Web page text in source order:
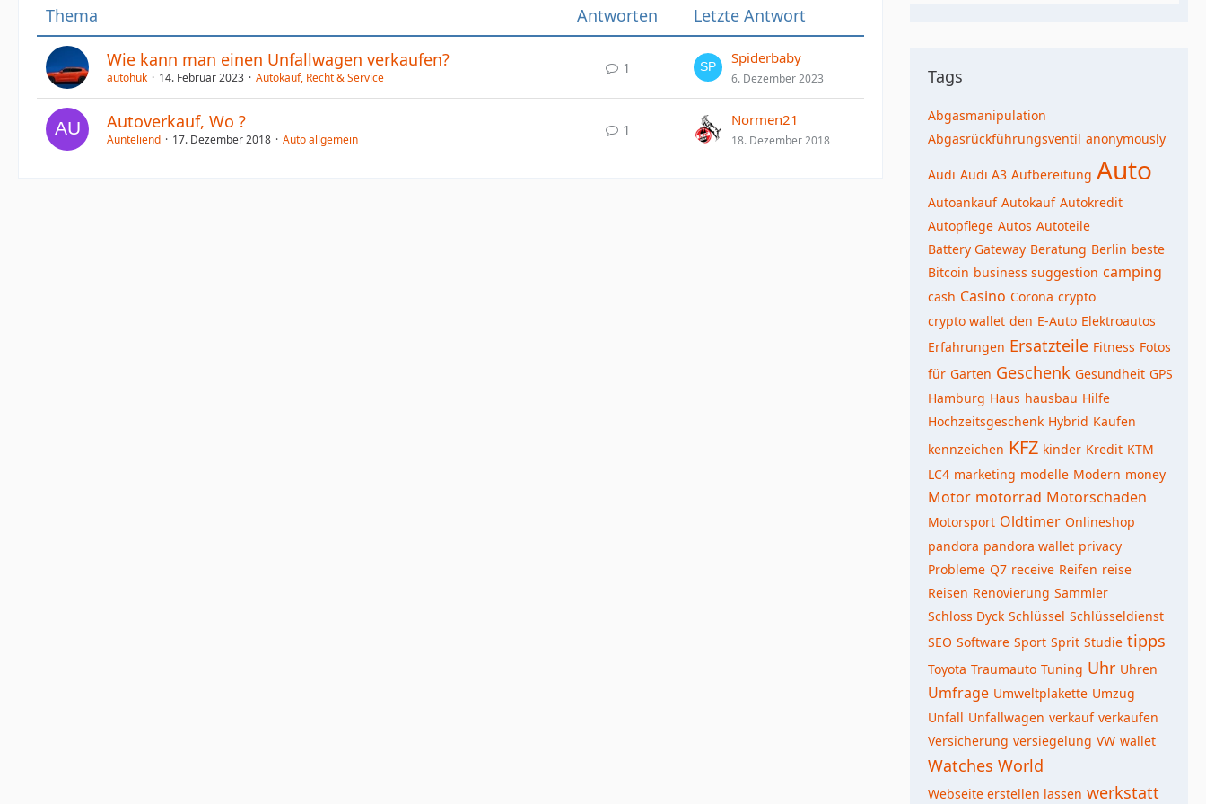
Thema Antworten Letzte Antwort
Wie kann man einen Unfallwagen verkaufen?
autohuk 14. Februar 2023 Autokauf, Recht & Service
1
Spiderbaby
6. Dezember 2023
Autoverkauf, Wo ?
Aunteliend 17. Dezember 2018 Auto allgemein
1
Normen21
18. Dezember 2018
Tags
Abgasmanipulation
Abgasrückführungsventil anonymously
Audi Audi A3 Aufbereitung Auto
Autoankauf Autokauf Autokredit
Autopflege Autos Autoteile
Battery Gateway Beratung Berlin beste
Bitcoin business suggestion camping
cash Casino Corona crypto
crypto wallet den E-Auto Elektroautos
Erfahrungen Ersatzteile Fitness Fotos
für Garten Geschenk Gesundheit GPS
Hamburg Haus hausbau Hilfe
Hochzeitsgeschenk Hybrid Kaufen
kennzeichen KFZ kinder Kredit KTM
LC4 marketing modelle Modern money
Motor motorrad Motorschaden
Motorsport Oldtimer Onlineshop
pandora pandora wallet privacy
Probleme Q7 receive Reifen reise
Reisen Renovierung Sammler
Schloss Dyck Schlüssel Schlüsseldienst
SEO Software Sport Sprit Studie tipps
Toyota Traumauto Tuning Uhr Uhren
Umfrage Umweltplakette Umzug
Unfall Unfallwagen verkauf verkaufen
Versicherung versiegelung VW wallet
Watches World
Webseite erstellen lassen werkstatt